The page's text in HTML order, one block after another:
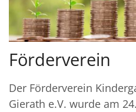
Förderverein
Der Förderverein
Gierath e.V. wurde am